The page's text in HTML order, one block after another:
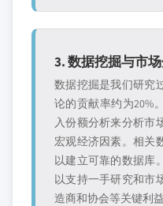
3. 数据挖掘与市
数据挖掘是我们研究
论的贡献率约为20%
入份额分析来分析市
宏观经济因素。相关
以建立可靠的数据库
以支持一手研究和市
造商和协会等关键利